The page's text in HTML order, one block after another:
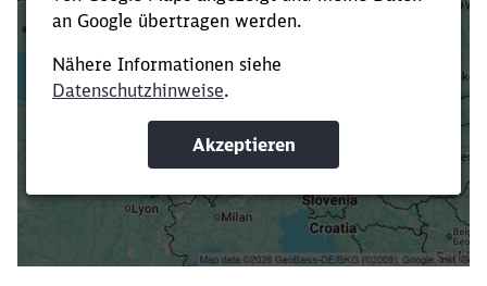
Verkürze die Ladezeit, indem du Suchbegriffe
oder Filter hinzufügst.
Suchbegriffe eingeben
Filter setzen